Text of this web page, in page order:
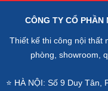
CÔNG TY CỔ PHẦN
Thiết kế thi công nội thất
phòng, showroom,
⭐ HÀ NỘI: Số 9 Duy Tân,